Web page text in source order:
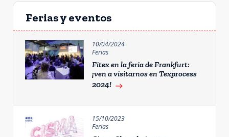
Ferias y eventos
10/04/2024
Ferias
Fitex en la feria de Frankfurt:
¡ven a visitarnos en Texprocess
2024! east
15/10/2023
Ferias